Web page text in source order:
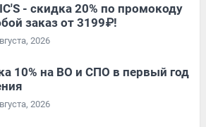
- скидка 20% по промокоду
заказ от 3199₽!
2026
10% на ВО и СПО в первый год
2026